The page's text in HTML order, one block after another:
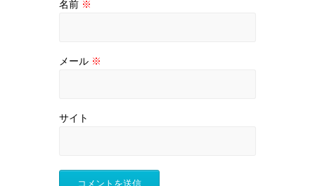
名前 ※
メール ※
サイト